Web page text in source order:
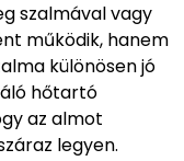
szalmával vagy
működik, hanem
különösen jó
hőtartó
az almot
legyen.